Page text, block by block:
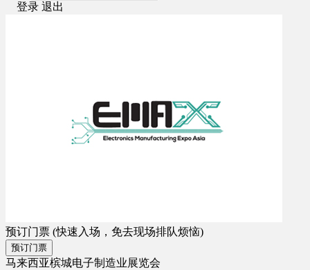
登录 退出
预订门票 (快速入场，免去现场排队烦恼)
预订门票
马来西亚槟城电子制造业展览会